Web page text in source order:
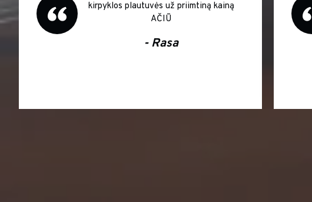
kirpyklos plautuvės už priimtiną kainą
AČIŪ
- Rasa